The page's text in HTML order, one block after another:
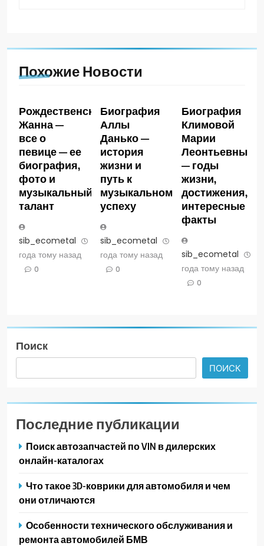
Похожие Новости
Рождественская
Жанна —
все о
певице — ее
биография,
фото и
музыкальный
талант
sib_ecometal
года тому назад
0
Биография
Аллы
Данько —
история
жизни и
путь к
музыкальному
успеху
sib_ecometal
года тому назад
0
Биография
Климовой
Марии
Леонтьевны
— годы
жизни,
достижения,
интересные
факты
sib_ecometal
года тому назад
0
Поиск
ПОИСК
Последние публикации
Поиск автозапчастей по VIN в дилерских
онлайн-каталогах
Что такое 3D-коврики для автомобиля и чем
они отличаются
Особенности технического обслуживания и
ремонта автомобилей БМВ